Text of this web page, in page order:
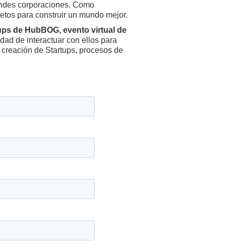
corporaciones. Como
para construir un mundo mejor.
de HubBOG, evento virtual de
de interactuar con ellos para
de Startups, procesos de